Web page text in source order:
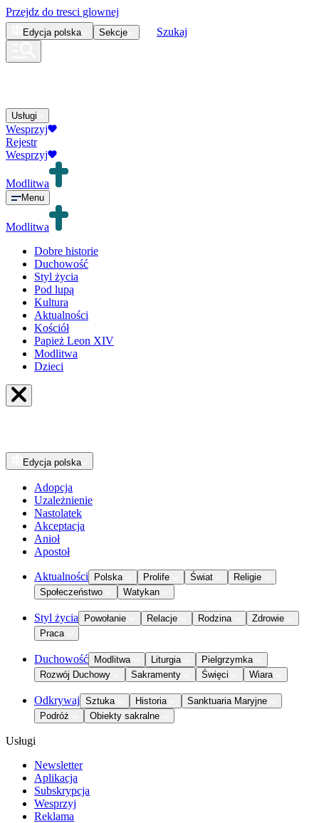
Przejdz do tresci glownej
Edycja polska Sekcje Szukaj
Usługi
Wesprzyj
Rejestr
Wesprzyj
Modlitwa
Menu
Modlitwa
Dobre historie
Duchowość
Styl życia
Pod lupą
Kultura
Aktualności
Kościół
Papież Leon XIV
Modlitwa
Dzieci
Edycja polska
Adopcja
Uzależnienie
Nastolatek
Akceptacja
Anioł
Apostoł
Aktualności Polska Prolife Świat
Religie
Społeczeństwo
Watykan
Styl życia Powołanie Relacje Rodzina
Zdrowie
Praca
Duchowość Modlitwa Liturgia
Pielgrzymka
Rozwój Duchowy
Sakramenty Święci Wiara
Odkrywaj Sztuka Historia
Sanktuaria Maryjne
Podróż
Obiekty sakralne
Usługi
Newsletter
Aplikacja
Subskrypcja
Wesprzyj
Reklama